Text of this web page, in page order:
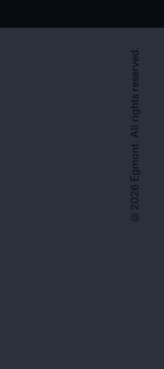
©2026 Egmont. All rights reserved.